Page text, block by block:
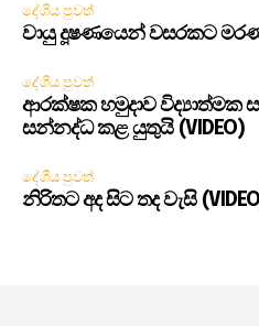
දේශීය පුවත්
වායු දූෂණයෙන් වසරකට මරණ
දේශීය පුවත්
ආරක්ෂක හමුදාව
සන්නද්ධ කළ යුතුයි (VIDEO)
දේශීය පුවත්
නිරිතට අද සිට තද වැසි